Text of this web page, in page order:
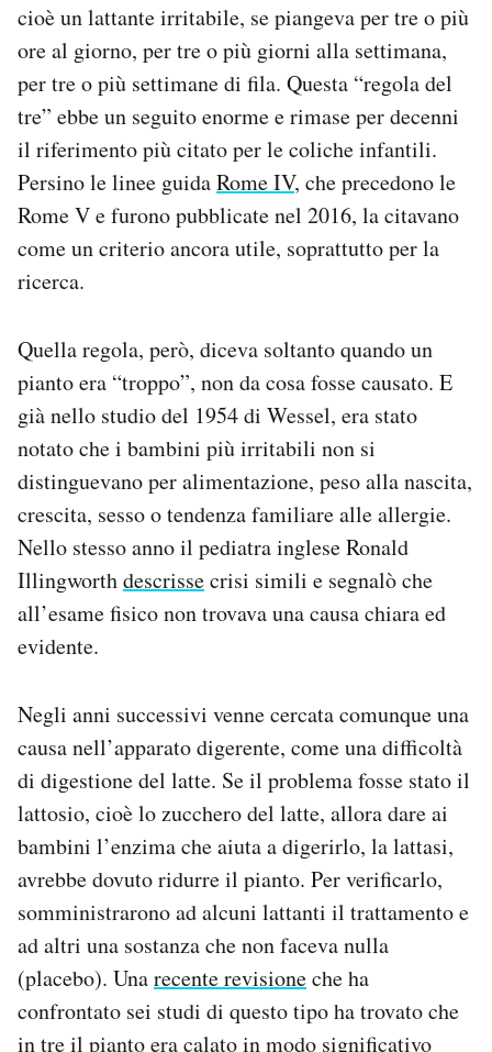
cioè un lattante irritabile, se piangeva per tre o più
ore al giorno, per tre o più giorni alla settimana,
per tre o più settimane di fila. Questa “regola del
tre” ebbe un seguito enorme e rimase per decenni
il riferimento più citato per le coliche infantili.
Persino le linee guidaRome IV, che precedono le
Rome V e furono pubblicate nel 2016, la citavano
come un criterio ancora utile, soprattutto per la
ricerca.
Quella regola, però, diceva soltanto quando un
pianto era “troppo”, non da cosa fosse causato. E
già nello studio del 1954 di Wessel, era stato
notato che i bambini più irritabili non si
distinguevano per alimentazione, peso alla nascita,
crescita, sesso o tendenza familiare alle allergie.
Nello stesso anno il pediatra inglese Ronald
Illingworthdescrissecrisi simili e segnalò che
all’esame fisico non trovava una causa chiara ed
evidente.
Negli anni successivi venne cercata comunque una
causa nell’apparato digerente, come una difficoltà
di digestione del latte. Se il problema fosse stato il
lattosio, cioè lo zucchero del latte, allora dare ai
bambini l’enzima che aiuta a digerirlo, la lattasi,
avrebbe dovuto ridurre il pianto. Per verificarlo,
somministrarono ad alcuni lattanti il trattamento e
ad altri una sostanza che non faceva nulla
(placebo). Unarecente revisioneche ha
confrontato sei studi di questo tipo ha trovato che
in tre il pianto era calato in modo significativo